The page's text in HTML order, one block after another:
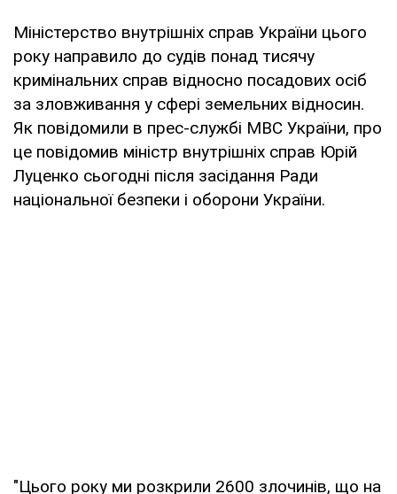
Міністерство внутрішніх справ України цього
року направило до судів понад тисячу
кримінальних справ відносно посадових осіб
за зловживання у сфері земельних відносин.
Як повідомили в прес-службі МВС України, про
це повідомив міністр внутрішніх справ Юрій
Луценко сьогодні після засідання Ради
національної безпеки і оборони України.
"Цього року ми розкрили 2600 злочинів, що на